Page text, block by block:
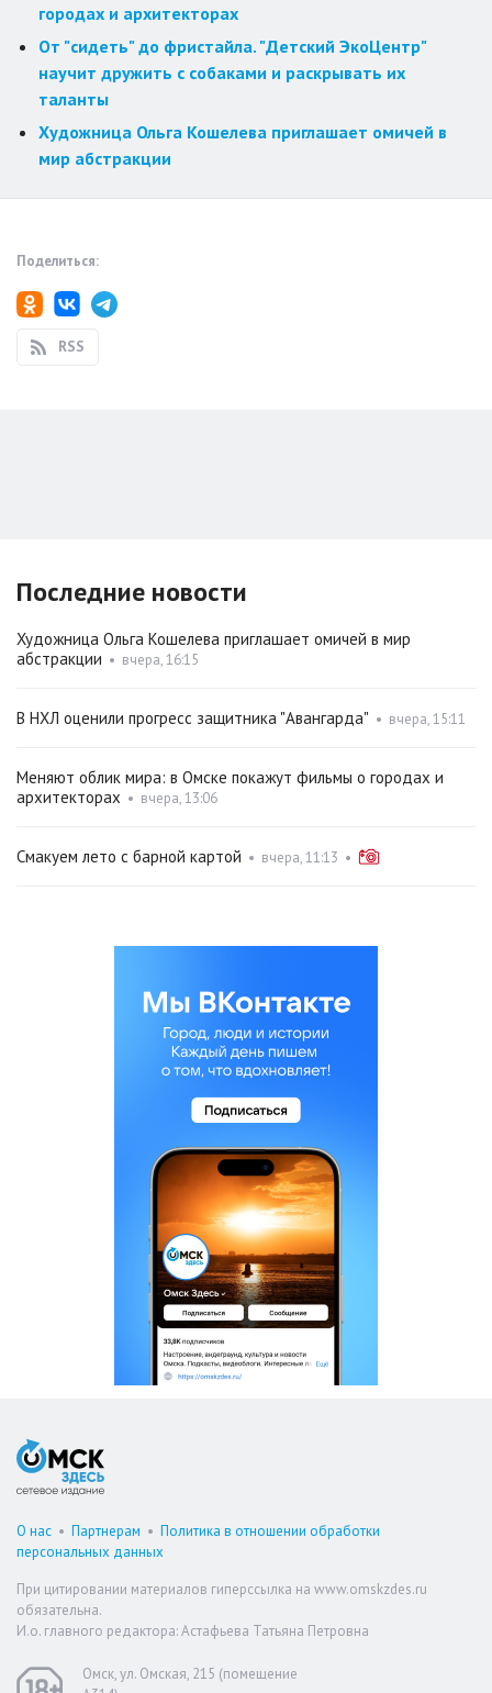
городах и архитекторах
От "сидеть" до фристайла. "Детский ЭкоЦентр"
научит дружить с собаками и раскрывать их
таланты
Художница Ольга Кошелева приглашает омичей в
мир абстракции
Поделиться:
RSS
Последние новости
Художница Ольга Кошелева приглашает омичей в мир
абстракции • вчера, 16:15
В НХЛ оценили прогресс защитника "Авангарда" • вчера, 15:11
Меняют облик мира: в Омске покажут фильмы о городах и
архитекторах • вчера, 13:06
Смакуем лето с барной картой • вчера, 11:13 •
О нас • Партнерам • Политика в отношении обработки
персональных данных
При цитировании материалов гиперссылка на www.omskzdes.ru
обязательна.
И.о. главного редактора: Астафьева Татьяна Петровна
Омск, ул. Омская, 215 (помещение